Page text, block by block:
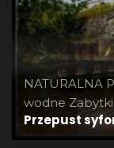
NATURALNA
wodne
Przepust